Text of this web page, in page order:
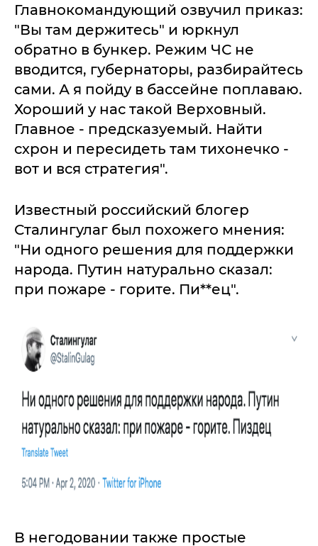
Главнокомандующий озвучил приказ:
"Вы там держитесь" и юркнул
обратно в бункер. Режим ЧС не
вводится, губернаторы, разбирайтесь
сами. А я пойду в бассейне поплаваю.
Хороший у нас такой Верховный.
Главное - предсказуемый. Найти
схрон и пересидеть там тихонечко -
вот и вся стратегия".
Известный российский блогер
Сталингулаг был похожего мнения:
"Ни одного решения для поддержки
народа. Путин натурально сказал:
при пожаре - горите. Пи**ец".
В негодовании также простые